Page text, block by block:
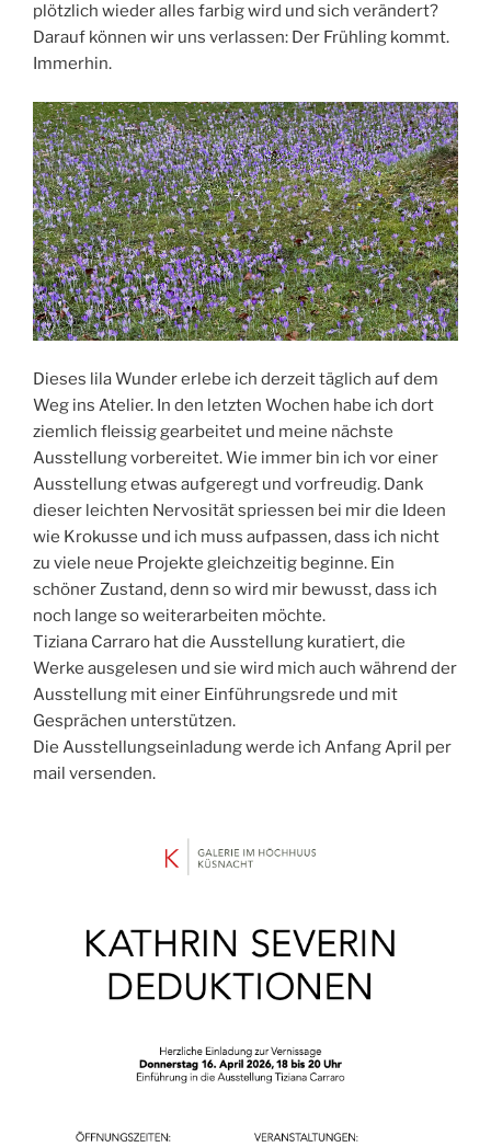
plötzlich wieder alles farbig wird und sich verändert?
Darauf können wir uns verlassen: Der Frühling kommt.
Immerhin.
Dieses lila Wunder erlebe ich derzeit täglich auf dem
Weg ins Atelier. In den letzten Wochen habe ich dort
ziemlich fleissig gearbeitet und meine nächste
Ausstellung vorbereitet. Wie immer bin ich vor einer
Ausstellung etwas aufgeregt und vorfreudig. Dank
dieser leichten Nervosität spriessen bei mir die Ideen
wie Krokusse und ich muss aufpassen, dass ich nicht
zu viele neue Projekte gleichzeitig beginne. Ein
schöner Zustand, denn so wird mir bewusst, dass ich
noch lange so weiterarbeiten möchte.
Tiziana Carraro hat die Ausstellung kuratiert, die
Werke ausgelesen und sie wird mich auch während der
Ausstellung mit einer Einführungsrede und mit
Gesprächen unterstützen.
Die Ausstellungseinladung werde ich Anfang April per
mail versenden.